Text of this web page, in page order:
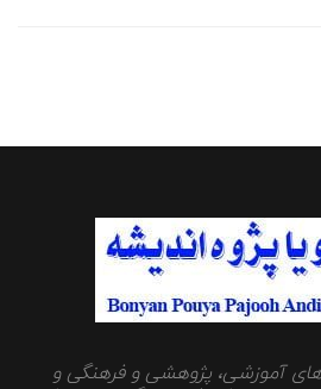
های آموزشی، پژوهشی و فرهنگی و